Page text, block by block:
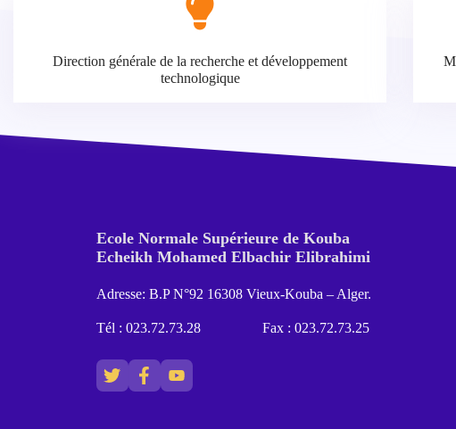
Direction générale de la recherche et développement
technologique
Ecole Normale Supérieure de Kouba
Echeikh Mohamed Elbachir Elibrahimi
Adresse: B.P N°92 16308 Vieux-Kouba – Alger.
Tél : 023.72.73.28 Fax : 023.72.73.25